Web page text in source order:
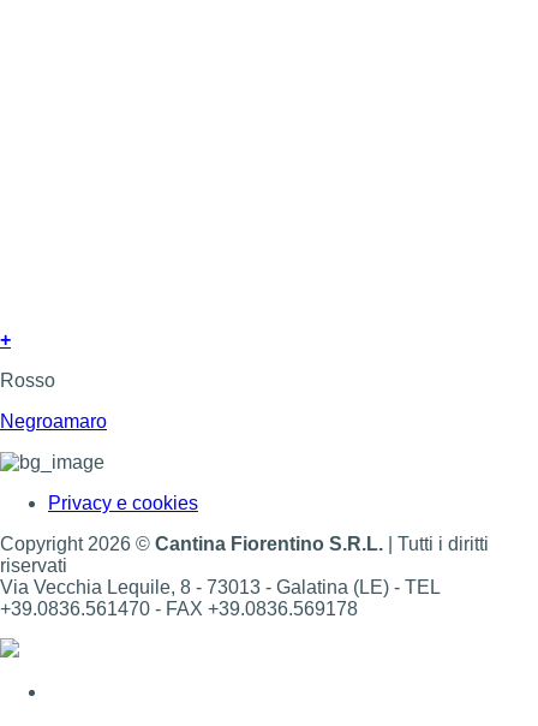
+
Rosso
Negroamaro
Privacy e cookies
Copyright 2026 © Cantina Fiorentino S.R.L. | Tutti i diritti
riservati
Via Vecchia Lequile, 8 - 73013 - Galatina (LE) - TEL
+39.0836.561470 - FAX +39.0836.569178